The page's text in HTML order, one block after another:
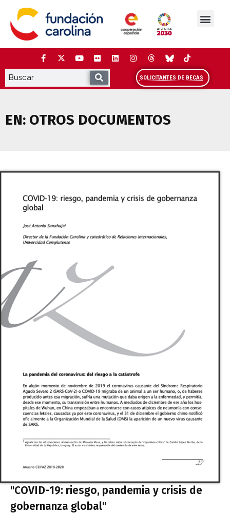
contenido
SOLICITANTES DE BECAS
EN: OTROS DOCUMENTOS
"COVID-19: riesgo, pandemia y crisis de
gobernanza global"